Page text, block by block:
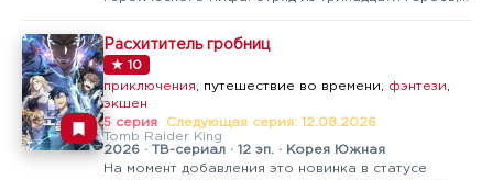
Клеватесса, был безжалостно им уничтожен. В
живых, да и то в облике нежити, остаётся лишь
Алисия — некогда мечтавшая стать…
Расхититель гробниц
★ 10
приключения, путешествие во времени, фэнтези,
экшен
5 серия
Следующая серия: 12.08.2026
Tomb Raider King
2026 · ТВ-сериал · 12 эп. · Корея Южная
На момент добавления это новинка в статусе